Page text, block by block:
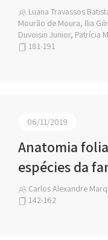
Luana Travassos
Mourão de Moura, Ilia
Duvoisin Junior, Patrícia
181-191
06/11/2019
Anatomia
espécies da
Carlos Alexandre
142-162